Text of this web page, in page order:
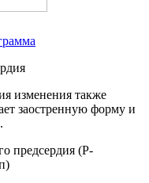
изменения также
заостренную форму и
предсердия (P-